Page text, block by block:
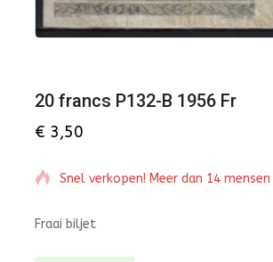
20 francs P132-B 1956 Fr
€ 3,50
Snel verkopen! Meer dan 14
Fraai biljet